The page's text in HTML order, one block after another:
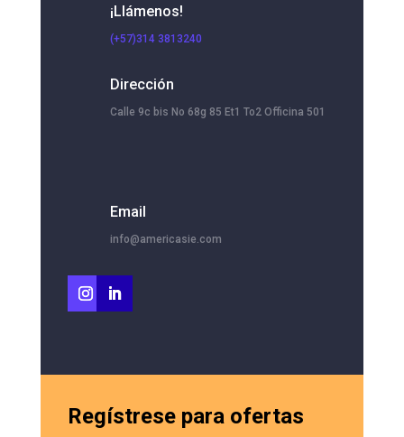
¡Llámenos!
(+57)314 3813240
Dirección
Calle 9c bis No 68g 85 Et1 To2 Officina 501
Email
info@americasie.com
Regístrese para ofertas